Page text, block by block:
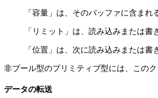
「容量」は、そのバッファに含ま
「リミット」は、読み込みまたは
「位置」は、次に読み込みまたは
非ブール型のプリミティブ型には、この
データの転送